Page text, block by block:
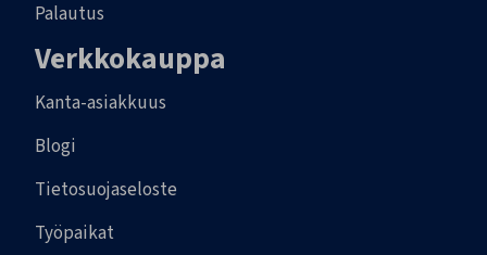
Palautus
Verkkokauppa
Kanta-asiakkuus
Blogi
Tietosuojaseloste
Työpaikat